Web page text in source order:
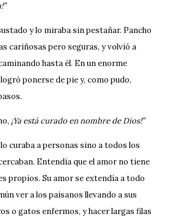
y lo miraba sin pestañar. Pancho
cariñosas pero seguras, y volvió a
hasta él. En un enorme
ponerse de pie y, como pudo,
¡Ya está curado en nombre de Dios!”
curaba a personas sino a todos los
Entendía que el amor no tiene
propios. Su amor se extendía a todo
ver a los paisanos llevando a sus
o gatos enfermos, y hacer largas filas